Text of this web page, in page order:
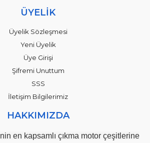
ÜYELİK
Üyelik Sözleşmesi
Yeni Üyelik
Üye Girişi
Şifremi Unuttum
SSS
İletişim Bilgilerimiz
HAKKIMIZDA
en kapsamlı çıkma motor çeşitlerine